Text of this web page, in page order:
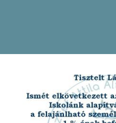
Kapcsolat